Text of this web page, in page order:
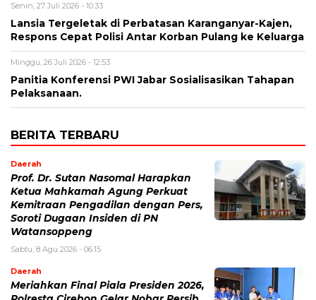
Senin, 27 Juli 2026 - 10:33
Lansia Tergeletak di Perbatasan Karanganyar-Kajen,
Respons Cepat Polisi Antar Korban Pulang ke Keluarga
Minggu, 26 Juli 2026 - 12:53
Panitia Konferensi PWI Jabar Sosialisasikan Tahapan
Pelaksanaan.
BERITA TERBARU
Daerah
Prof. Dr. Sutan Nasomal Harapkan
Ketua Mahkamah Agung Perkuat
Kemitraan Pengadilan dengan Pers,
Soroti Dugaan Insiden di PN
Watansoppeng
Sabtu, 8 Agu 2026 - 06:15
Daerah
Meriahkan Final Piala Presiden 2026,